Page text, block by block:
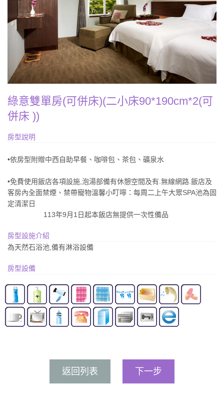
綠意雙單房(可併床)(二小床90*190cm*2(可
併床 ))
房型說明
•依房型附贈中西自助早餐、咖啡包、茶包、礦泉水
•免費使用飯店各項設施,泡湯部備有休憩空間及有.無線網路.飯店及
客房內全面禁煙、禁帶寵物溫馨小叮嚀：每周二上午大眾SPA池為固
定清潔日
113年9月1日起本飯店無提供一次性備品
房型設施介紹
為天然石浴池,備有淋浴設備
房型設備
返回列表 下一步